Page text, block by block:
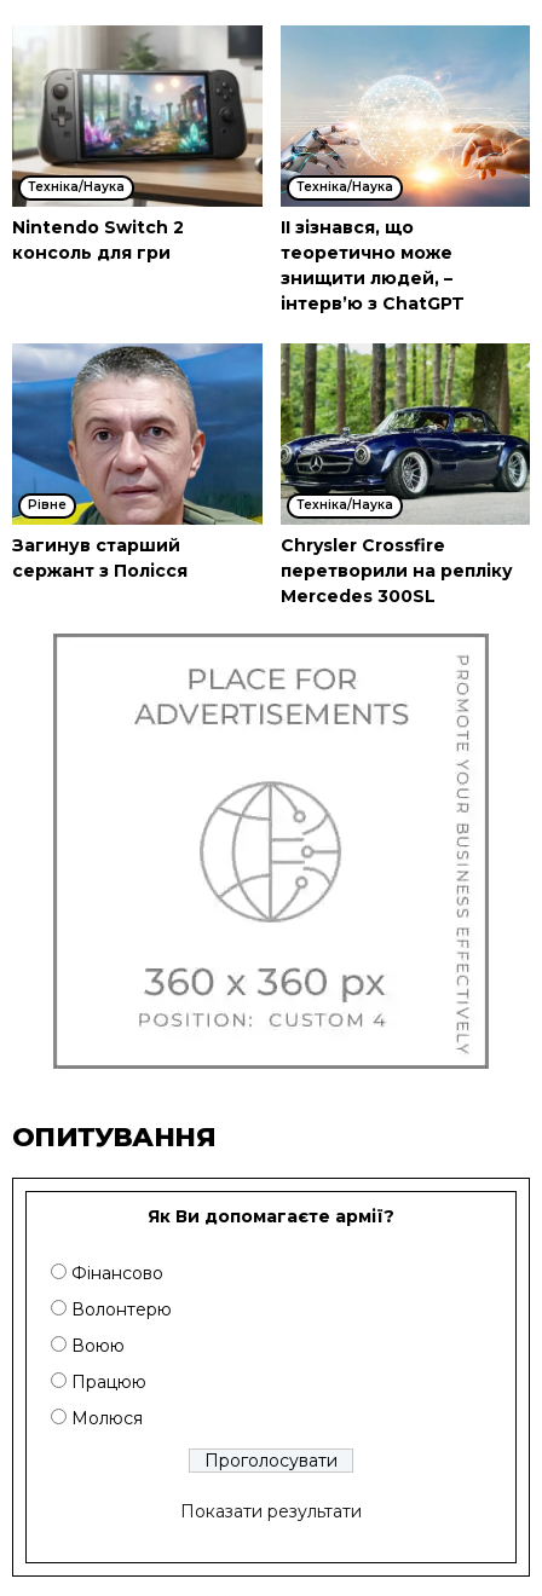
Техніка/Наука
Nintendo Switch 2
консоль для гри
Техніка/Наука
ІІ зізнався, що
теоретично може
знищити людей, –
інтерв’ю з ChatGPT
Рівне
Загинув старший
сержант з Полісся
Техніка/Наука
Chrysler Crossfire
перетворили на репліку
Mercedes 300SL
ОПИТУВАННЯ
Як Ви допомагаєте армії?
Фінансово
Волонтерю
Воюю
Працюю
Молюся
Показати результати